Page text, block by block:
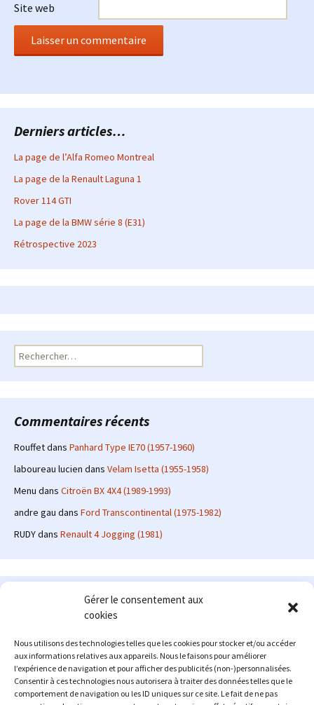
Gérer le consentement aux
cookies
Nous utilisons des technologies telles que les cookies pour stocker et/ou accéder
aux informations relatives aux appareils. Nous le faisons pour améliorer
l’expérience de navigation et pour afficher des publicités (non-)personnalisées.
Consentir à ces technologies nous autorisera à traiter des données telles que le
comportement de navigation ou les ID uniques sur ce site. Le fait de ne pas
Site web
Derniers articles…
La page de l’Alfa Romeo Montreal
La page de la Renault Laguna 1
Rover 114 GTI
La page de la BMW série 8 (E31)
Rétrospective 2023
Rechercher :
Commentaires récents
Rouffetdans Panhard Type IE70 (1957-1960)
laboureau lucien dans Velam Isetta (1955-1958)
Menu dans Citroën BX 4X4 (1989-1993)
andre gau dans Ford Transcontinental (1975-1982)
RUDYdans Renault 4 Jogging (1981)
Le site en quelques mots
: passionné d'automobile ancienne depuis de
nombreuses années, j'ai commencé à partager ma passion sur
internet à partir de 2009 au travers d'un blog qui a connu un relatif
succès. Fin 2013, je décide de prendre mon autonomie et me lancer
avec mon propre site : l'Automobile Ancienne.
Me contacter : alex(at)lautomobileancienne.com